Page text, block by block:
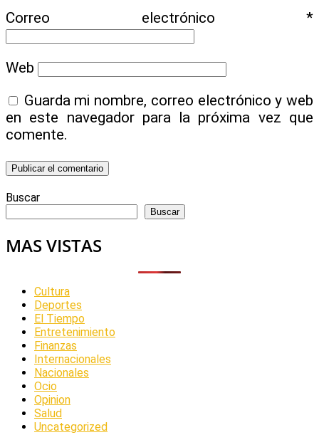
Correo electrónico *
Web
Guarda mi nombre, correo electrónico y web
en este navegador para la próxima vez que
comente.
Buscar
Buscar
MAS VISTAS
Cultura
Deportes
El Tiempo
Entretenimiento
Finanzas
Internacionales
Nacionales
Ocio
Opinion
Salud
Uncategorized